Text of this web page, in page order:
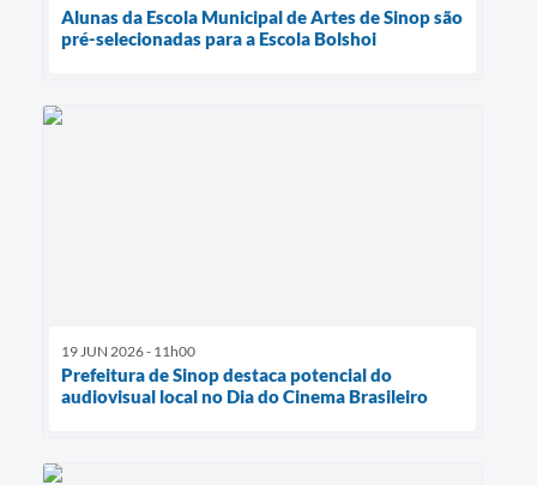
Alunas da Escola Municipal de Artes de Sinop são
pré-selecionadas para a Escola Bolshoi
19 JUN 2026 - 11h00
Prefeitura de Sinop destaca potencial do
audiovisual local no Dia do Cinema Brasileiro